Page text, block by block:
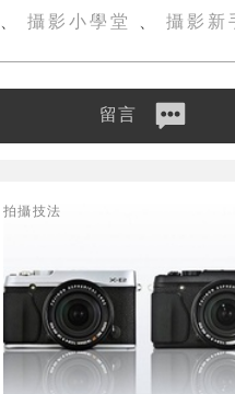
、攝影小學堂 攝影新
留言
拍攝技法